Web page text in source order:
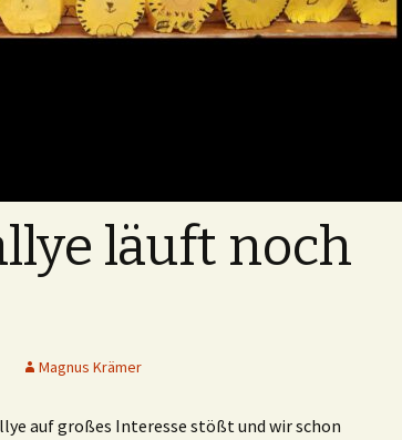
läuft noch
Magnus Krämer
auf großes Interesse stößt und wir schon